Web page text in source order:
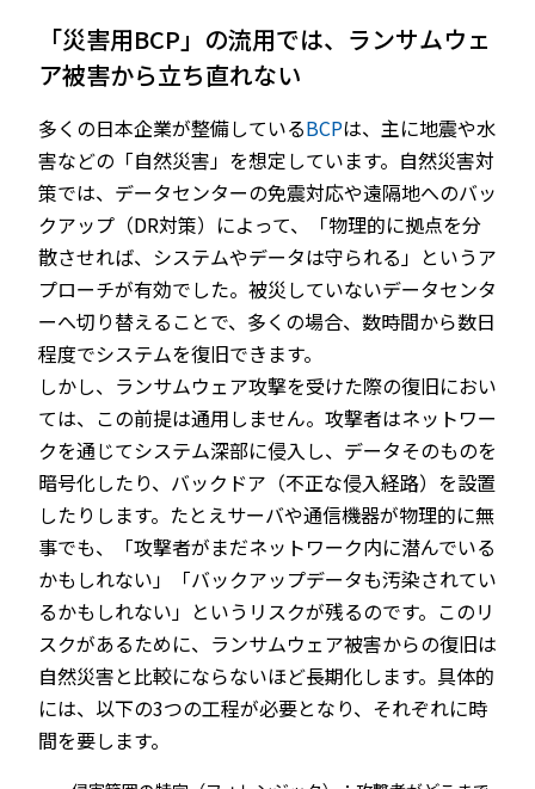
「災害用BCP」の流用では、ランサムウェ
ア被害から立ち直れない
多くの日本企業が整備しているBCPは、主に地震や水
害などの「自然災害」を想定しています。自然災害対
策では、データセンターの免震対応や遠隔地へのバッ
クアップ（DR対策）によって、「物理的に拠点を分
散させれば、システムやデータは守られる」というア
プローチが有効でした。被災していないデータセンタ
ーへ切り替えることで、多くの場合、数時間から数日
程度でシステムを復旧できます。
しかし、ランサムウェア攻撃を受けた際の復旧におい
ては、この前提は通用しません。攻撃者はネットワー
クを通じてシステム深部に侵入し、データそのものを
暗号化したり、バックドア（不正な侵入経路）を設置
したりします。たとえサーバや通信機器が物理的に無
事でも、「攻撃者がまだネットワーク内に潜んでいる
かもしれない」「バックアップデータも汚染されてい
るかもしれない」というリスクが残るのです。このリ
スクがあるために、ランサムウェア被害からの復旧は
自然災害と比較にならないほど長期化します。具体的
には、以下の3つの工程が必要となり、それぞれに時
間を要します。